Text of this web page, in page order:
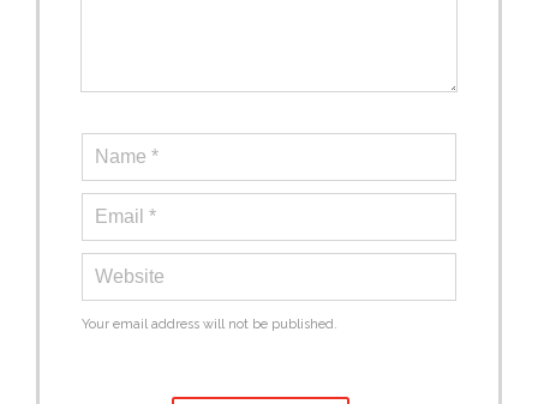
Your email address will not be published.